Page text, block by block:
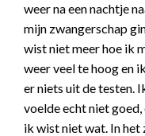
weer na een nachtje
mijn zwangerschap
wist niet meer hoe ik
weer veel te hoog en
er niets uit de testen.
voelde echt niet
ik wist niet wat. In het